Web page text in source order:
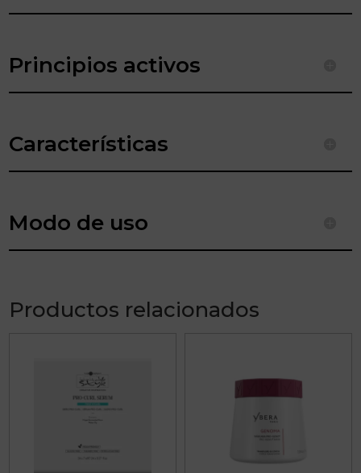
Principios activos
Características
Modo de uso
Productos relacionados